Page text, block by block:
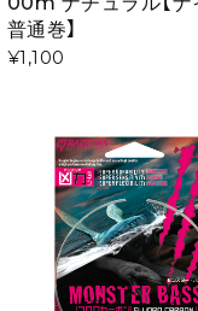
普通巻】
¥1,100